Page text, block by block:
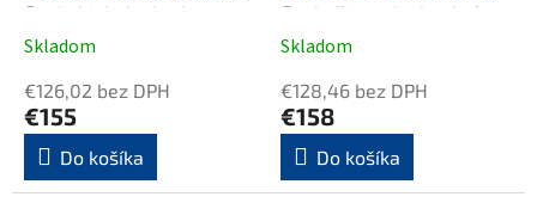
flush, biela lesk/zlato
Skladom
€126,02 bez DPH
€155
Do košíka
flush, čierna lesk /chróm
Skladom
€128,46 bez DPH
€158
Do košíka